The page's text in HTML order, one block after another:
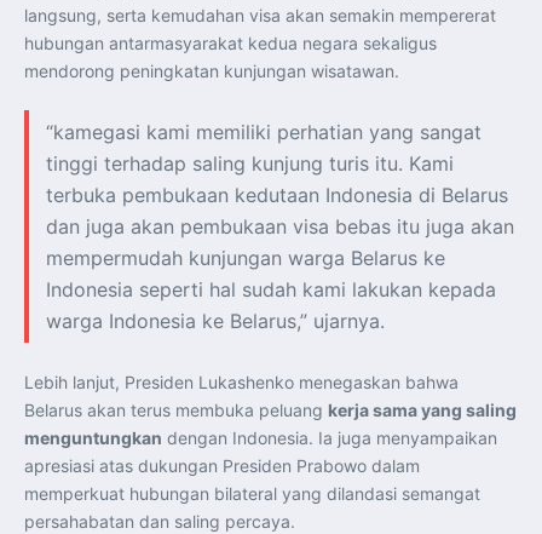
langsung, serta kemudahan visa akan semakin mempererat
hubungan antarmasyarakat kedua negara sekaligus
mendorong peningkatan kunjungan wisatawan.
“kamegasi kami memiliki perhatian yang sangat
tinggi terhadap saling kunjung turis itu. Kami
terbuka pembukaan kedutaan Indonesia di Belarus
dan juga akan pembukaan visa bebas itu juga akan
mempermudah kunjungan warga Belarus ke
Indonesia seperti hal sudah kami lakukan kepada
warga Indonesia ke Belarus,” ujarnya.
Lebih lanjut, Presiden Lukashenko menegaskan bahwa
Belarus akan terus membuka peluang kerja sama yang saling
menguntungkan dengan Indonesia. Ia juga menyampaikan
apresiasi atas dukungan Presiden Prabowo dalam
memperkuat hubungan bilateral yang dilandasi semangat
persahabatan dan saling percaya.